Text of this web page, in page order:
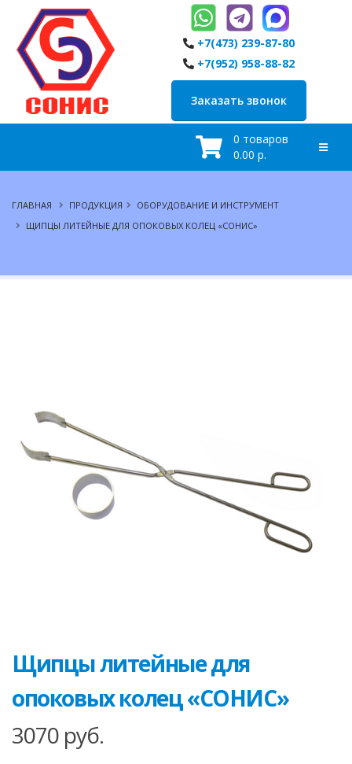
+7(473) 239-87-80
+7(952) 958-88-82
Заказать звонок
0 товаров
0.00 р.
ГЛАВНАЯ ПРОДУКЦИЯ
ОБОРУДОВАНИЕ И ИНСТРУМЕНТ
ЩИПЦЫ ЛИТЕЙНЫЕ ДЛЯ ОПОКОВЫХ КОЛЕЦ «СОНИС»
Щипцы литейные для
опоковых колец «СОНИС»
3070 руб.